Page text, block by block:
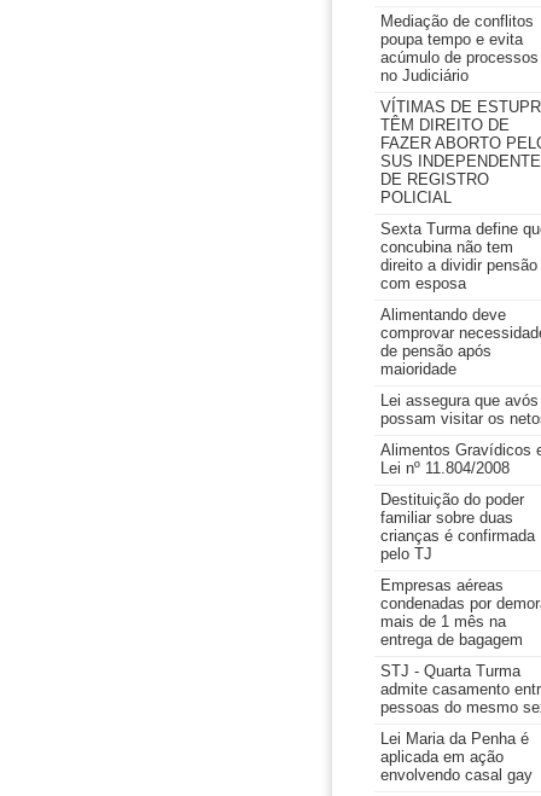
Mediação de conflitos
poupa tempo e evita
acúmulo de processos
no Judiciário
VÍTIMAS DE
TÊM DIREITO DE
FAZER ABORTO
SUS INDEPENDENTE
DE REGISTRO
POLICIAL
Sexta Turma define
concubina não tem
direito a dividir pensão
com esposa
Alimentando deve
comprovar
de pensão após
maioridade
Lei assegura que avós
possam visitar os
Alimentos Gravídicos
Lei nº 11.804/2008
Destituição do poder
familiar sobre duas
crianças é confirmada
pelo TJ
Empresas aéreas
condenadas por
mais de 1 mês na
entrega de bagagem
STJ - Quarta Turma
admite casamento
pessoas do mesmo
Lei Maria da Penha é
aplicada em ação
envolvendo casal gay